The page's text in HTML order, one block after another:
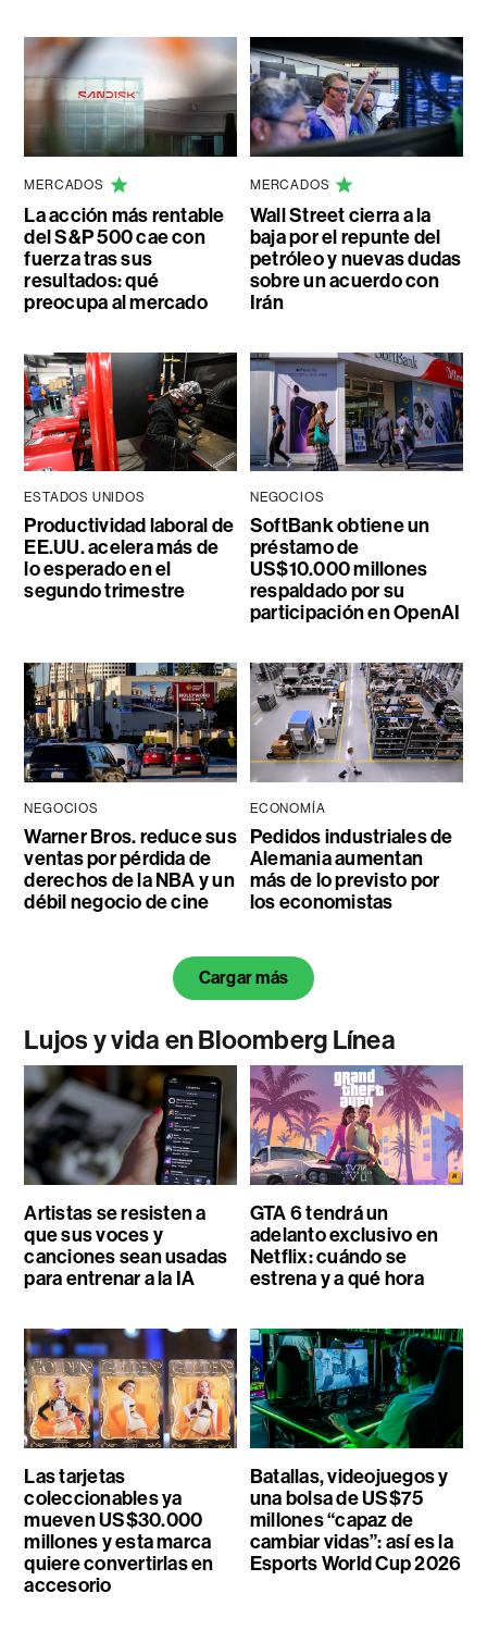
MERCADOS
La acción más rentable
del S&P 500 cae con
fuerza tras sus
resultados: qué
preocupa al mercado
MERCADOS
Wall Street cierra a la
baja por el repunte del
petróleo y nuevas dudas
sobre un acuerdo con
Irán
ESTADOS UNIDOS
Productividad laboral de
EE.UU. acelera más de
lo esperado en el
segundo trimestre
NEGOCIOS
SoftBank obtiene un
préstamo de
US$10.000 millones
respaldado por su
participación en OpenAI
NEGOCIOS
Warner Bros. reduce sus
ventas por pérdida de
derechos de la NBA y un
débil negocio de cine
ECONOMÍA
Pedidos industriales de
Alemania aumentan
más de lo previsto por
los economistas
Cargar más
Lujos y vida en Bloomberg Línea
Artistas se resisten a
que sus voces y
canciones sean usadas
para entrenar a la IA
GTA 6 tendrá un
adelanto exclusivo en
Netflix: cuándo se
estrena y a qué hora
Las tarjetas
coleccionables ya
mueven US$30.000
millones y esta marca
quiere convertirlas en
accesorio
Batallas, videojuegos y
una bolsa de US$75
millones “capaz de
cambiar vidas”: así es la
Esports World Cup 2026